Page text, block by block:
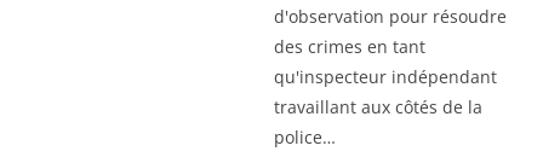
d'observation pour résoudre
des crimes en tant
qu'inspecteur indépendant
travaillant aux côtés de la
police…